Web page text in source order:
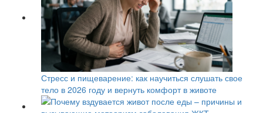
Стресс и пищеварение: как научиться слушать свое
тело в 2026 году и вернуть комфорт в животе